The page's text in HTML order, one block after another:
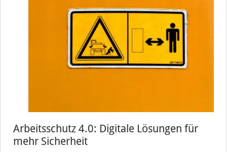
Arbeitsschutz 4.0: Digitale Lösungen für
mehr Sicherheit